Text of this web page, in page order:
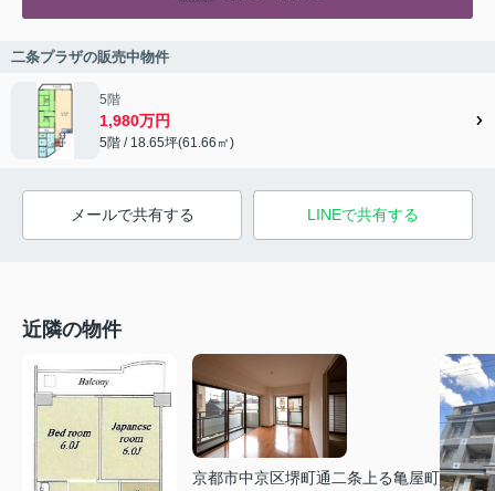
二条プラザの販売中物件
5階
1,980万円
5階 / 18.65坪(61.66㎡)
メールで共有する LINEで共有する
近隣の物件
京都市中京区堺町通二条上る亀屋町